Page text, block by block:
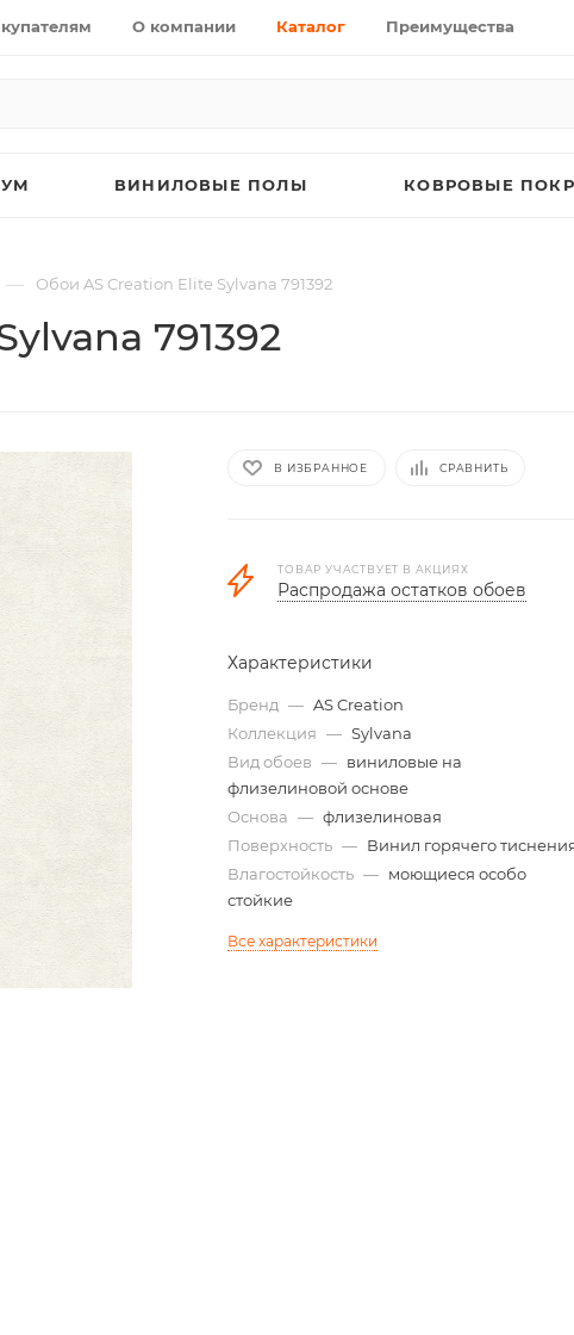
О компании Каталог Преимущества
ВИНИЛОВЫЕ ПОЛЫ КОВРОВЫЕ
— Обои AS Creation Elite Sylvana 791392
791392
В ИЗБРАННОЕ СРАВНИТЬ
ТОВАР УЧАСТВУЕТ В АКЦИЯХ
Распродажа остатков обоев
Характеристики
Бренд — AS Creation
Коллекция — Sylvana
Вид обоев — виниловые на
флизелиновой основе
Основа — флизелиновая
Поверхность — Винил горячего
Влагостойкость — моющиеся особо
стойкие
Все характеристики